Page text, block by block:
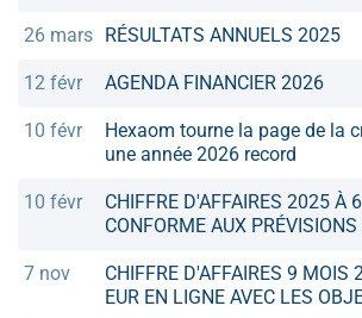
26 mars RÉSULTATS ANNUELS 2025
12 févr AGENDA FINANCIER 2026
10 févr
Hexaom tourne la page de la
une année 2026 record
10 févr
CHIFFRE D'AFFAIRES 2025 À
CONFORME AUX PRÉVISIONS
7 nov
CHIFFRE D'AFFAIRES 9 MOIS
EUR EN LIGNE AVEC LES